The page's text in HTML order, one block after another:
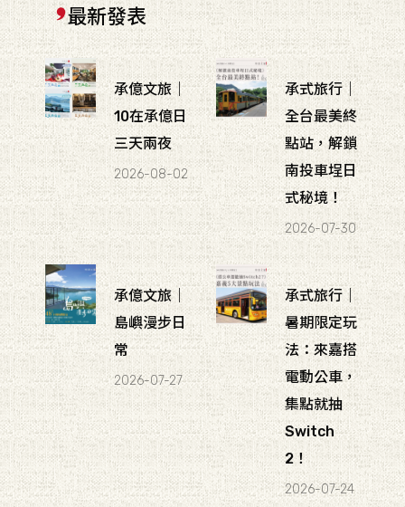
最新發表
承億文旅｜
10在承億日
三天兩夜
2026-08-02
承式旅行｜
全台最美終
點站，解鎖
南投車埕日
式秘境！
2026-07-30
承億文旅｜
島嶼漫步日
常
2026-07-27
承式旅行｜
暑期限定玩
法：來嘉搭
電動公車，
集點就抽
Switch
2！
2026-07-24